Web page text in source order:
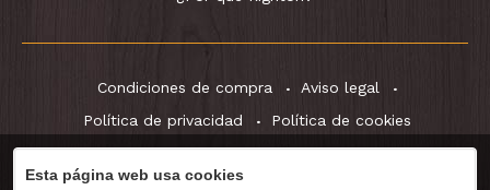
Condiciones de compra
Aviso legal
Política de privacidad
Política de cookies
Esta página web usa cookies